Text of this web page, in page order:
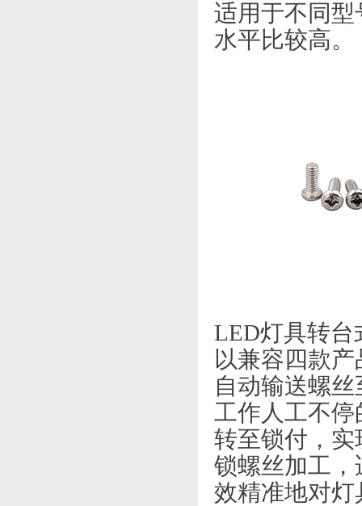
适用于不同
水平比较高。
LED灯具转台
以兼容四款
自动输送螺
工作人工不
转至锁付，
锁螺丝加工
效精准地对